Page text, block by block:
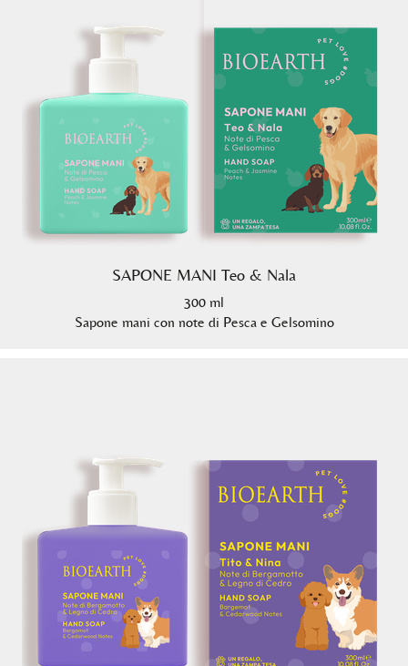
SAPONE MANI Teo & Nala
300 ml
Sapone mani con note di Pesca e Gelsomino